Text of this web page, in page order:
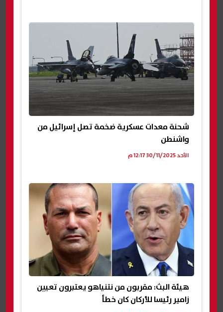
شحنة معدات عسكرية ضخمة تصل إسرائيل من
واشنطن
الأحد 30/11/2025 12:17 م
هيئة البث: مقربون من نتنياهو يعتبرون تعيين
زامير رئيسا للأركان كان خطأ